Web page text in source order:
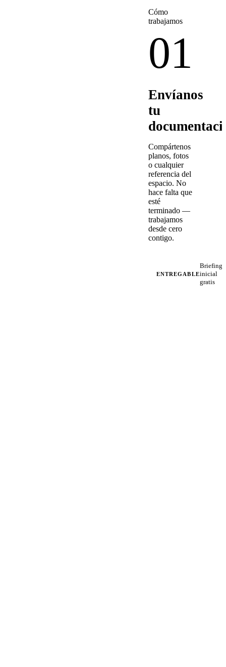
Cómo
trabajamos
01
Envíanos
tu
Compártenos
planos, fotos
o cualquier
referencia del
espacio. No
hace falta que
esté
terminado —
trabajamos
desde cero
contigo.
ENTREGABLE
Briefing
inicial
gratis